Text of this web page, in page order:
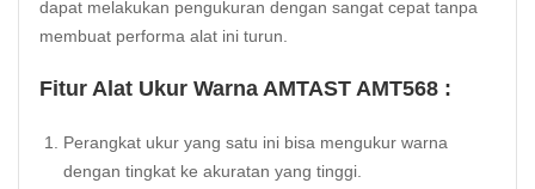
dapat melakukan pengukuran dengan sangat cepat tanpa
membuat performa alat ini turun.
Fitur Alat Ukur Warna AMTAST AMT568 :
Perangkat ukur yang satu ini bisa mengukur warna
dengan tingkat ke akuratan yang tinggi.